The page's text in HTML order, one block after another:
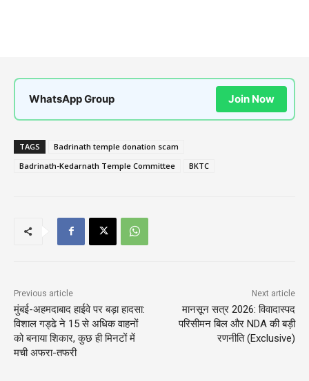
WhatsApp Group Join Now
TAGS
Badrinath temple donation scam
Badrinath-Kedarnath Temple Committee
BKTC
Previous article
मुंबई-अहमदाबाद हाईवे पर बड़ा हादसा:
विशाल गड्ढे ने 15 से अधिक वाहनों
को बनाया शिकार, कुछ ही मिनटों में
मची अफरा-तफरी
Next article
मानसून सत्र 2026: विवादास्पद
परिसीमन बिल और NDA की बड़ी
रणनीति (Exclusive)